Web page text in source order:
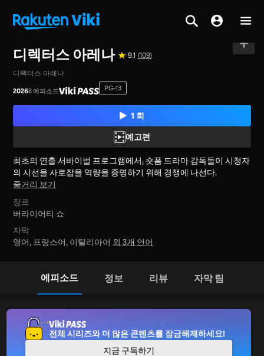
디렉터스 아레나 9.1 (109)
디렉터스 아레나
20268 에피소드 PG-13
1 회
예고편
최초의 연출 서바이벌 프로그램에서, 숏폼 드라마 감독들이 시청자
의 시선을 사로잡을 역량을 증명하기 위해 경쟁에 나선다.
줄거리 보기
장르
버라이어티 쇼
자막
영어, 프랑스어, 이탈리아어 외 3개 언어
에피소드 정보 리뷰 자막 팀
전체 시리즈와 더 많은 콘텐츠를 잠금해제하세요!
지금 구독하기